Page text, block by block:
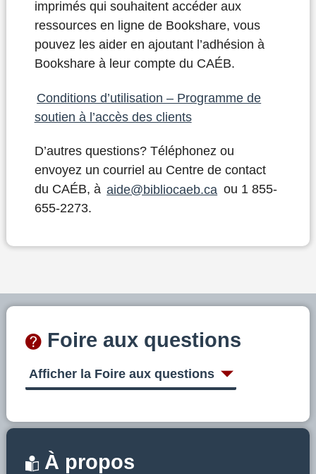
imprimés qui souhaitent accéder aux
ressources en ligne de Bookshare, vous
pouvez les aider en ajoutant l’adhésion à
Bookshare à leur compte du CAÉB.
Conditions d’utilisation – Programme de
soutien à l’accès des clients
D’autres questions? Téléphonez ou
envoyez un courriel au Centre de contact
du CAÉB, à aide@bibliocaeb.ca ou 1 855-
655-2273.
Foire aux questions
Afficher la Foire aux questions
À propos